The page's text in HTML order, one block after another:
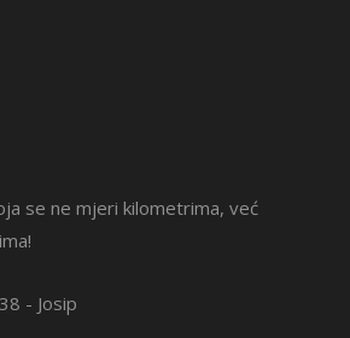
se ne mjeri kilometrima, već
- Josip